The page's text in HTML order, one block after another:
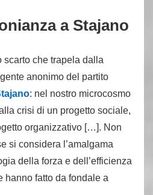
a Stajano
che trapela dalla
anonimo del partito
: nel nostro microcosmo
crisi di un progetto sociale,
organizzativo […]. Non
si considera l’amalgama
della forza e dell’efficienza
hanno fatto da fondale a